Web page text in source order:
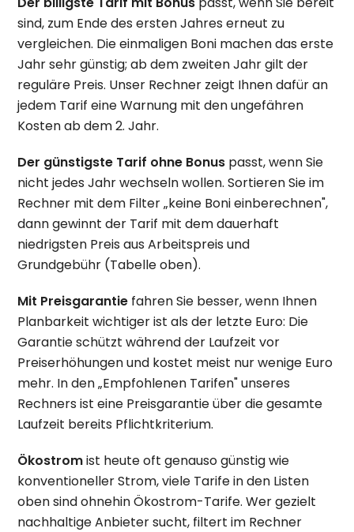
sind, zum Ende des ersten Jahres erneut zu
vergleichen. Die einmaligen Boni machen das erste
Jahr sehr günstig; ab dem zweiten Jahr gilt der
reguläre Preis. Unser Rechner zeigt Ihnen dafür an
jedem Tarif eine Warnung mit den ungefähren
Kosten ab dem 2. Jahr.
Der günstigste Tarif ohne Bonus passt, wenn Sie
nicht jedes Jahr wechseln wollen. Sortieren Sie im
Rechner mit dem Filter „keine Boni einberechnen",
dann gewinnt der Tarif mit dem dauerhaft
niedrigsten Preis aus Arbeitspreis und
Grundgebühr (Tabelle oben).
Mit Preisgarantie fahren Sie besser, wenn Ihnen
Planbarkeit wichtiger ist als der letzte Euro: Die
Garantie schützt während der Laufzeit vor
Preiserhöhungen und kostet meist nur wenige Euro
mehr. In den „Empfohlenen Tarifen" unseres
Rechners ist eine Preisgarantie über die gesamte
Laufzeit bereits Pflichtkriterium.
Ökostromist heute oft genauso günstig wie
konventioneller Strom, viele Tarife in den Listen
oben sind ohnehin Ökostrom-Tarife. Wer gezielt
nachhaltige Anbieter sucht, filtert im Rechner